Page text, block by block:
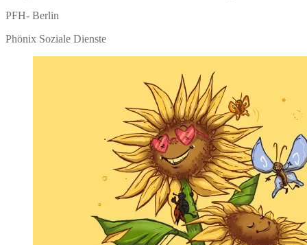
PFH- Berlin
Phönix Soziale Dienste